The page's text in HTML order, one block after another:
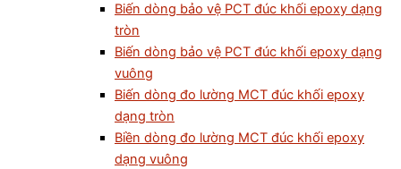
Biến dòng bảo vệ PCT đúc khối epoxy dạng
tròn
Biến dòng bảo vệ PCT đúc khối epoxy dạng
vuông
Biến dòng đo lường MCT đúc khối epoxy
dạng tròn
Biền dòng đo lường MCT đúc khối epoxy
dạng vuông